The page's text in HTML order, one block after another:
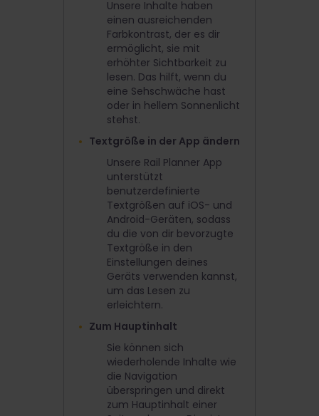
Unsere Inhalte haben
einen ausreichenden
Farbkontrast, der es dir
ermöglicht, sie mit
erhöhter Sichtbarkeit zu
lesen. Das hilft, wenn du
eine Sehschwäche hast
oder in hellem Sonnenlicht
stehst.
Textgröße in der App ändern
Unsere Rail Planner App
unterstützt
benutzerdefinierte
Textgrößen auf iOS- und
Android-Geräten, sodass
du die von dir bevorzugte
Textgröße in den
Einstellungen deines
Geräts verwenden kannst,
um das Lesen zu
erleichtern.
Zum Hauptinhalt
Sie können sich
wiederholende Inhalte wie
die Navigation
überspringen und direkt
zum Hauptinhalt einer